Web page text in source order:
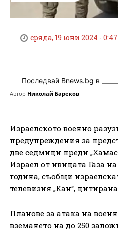
сряда, 19 юни 2024 -
Последвай Bnews.bg в
Автор Николай Бареков
Израелското военно
предупреждения за
две седмици преди
Израел от ивицата Газа
година, съобщи
телевизия „Кан“,
Планове за атака на
вземането на до 250